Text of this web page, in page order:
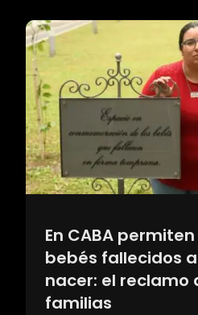
En CABA
bebés fallecidos
nacer: el reclamo
familias